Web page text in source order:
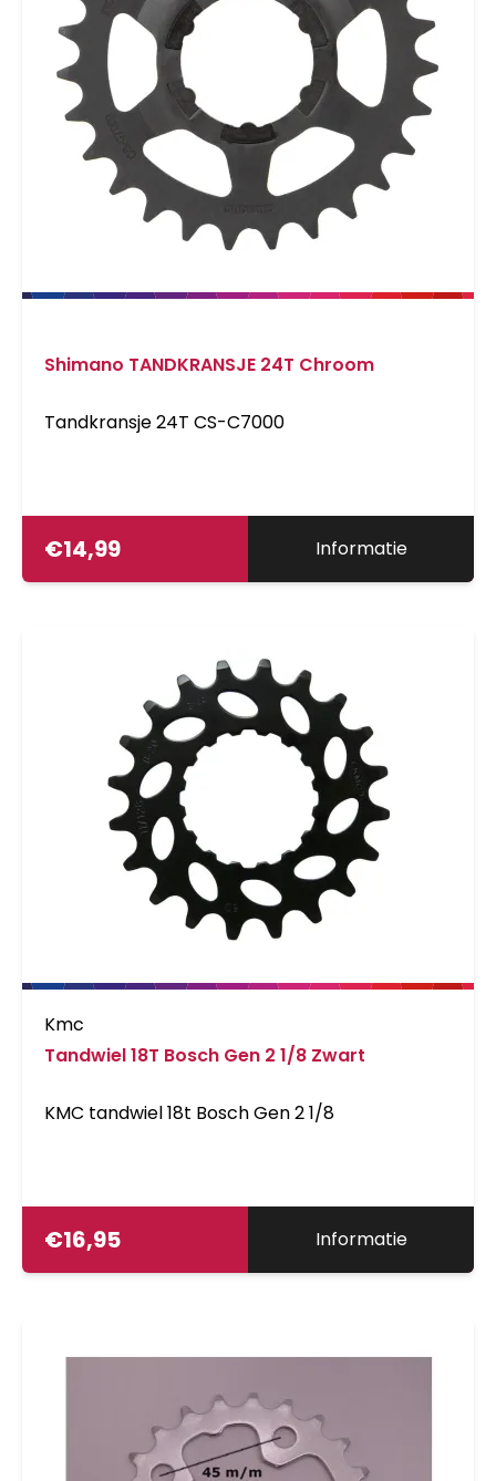
Shimano TANDKRANSJE 24T Chroom
Tandkransje 24T CS-C7000
€14,99 Informatie
Kmc
Tandwiel 18T Bosch Gen 2 1/8 Zwart
KMC tandwiel 18t Bosch Gen 2 1/8
€16,95 Informatie